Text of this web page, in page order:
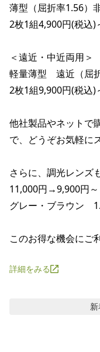
薄型（屈折率1.56）
2枚1組4,900円(税込
＜遠近・中近両用＞
軽量薄型　遠近（屈
2枚1組9,900円(税込
他社製品やネットで
で、どうぞお気軽に
さらに、調光レンズ
11,000円→9,900円～
グレー・ブラウン　
このお得な機会にご
詳細をみる